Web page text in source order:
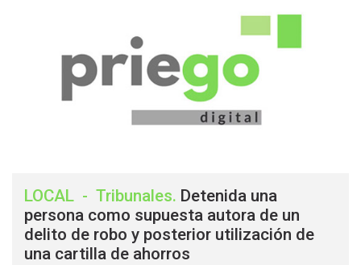
LOCAL - Tribunales. Detenida una
persona como supuesta autora de un
delito de robo y posterior utilización de
una cartilla de ahorros